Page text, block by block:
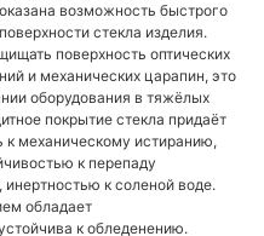
возможность быстрого
стекла изделия.
поверхность оптических
и механических царапин, это
оборудования в тяжёлых
покрытие стекла придаёт
к механическому истиранию,
к перепаду
к соленой воде.
обладает
к обледенению.